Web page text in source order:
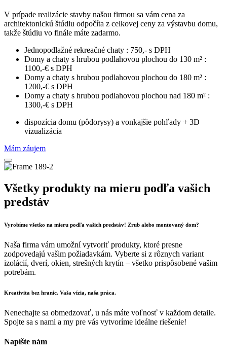
V prípade realizácie stavby našou firmou sa vám cena za
architektonickú štúdiu odpočíta z celkovej ceny za výstavbu domu,
takže štúdiu vo finále máte zadarmo.
Jednopodlažné rekreačné chaty : 750,- s DPH
Domy a chaty s hrubou podlahovou plochou do 130 m² :
1100,-€ s DPH
Domy a chaty s hrubou podlahovou plochou do 180 m² :
1200,-€ s DPH
Domy a chaty s hrubou podlahovou plochou nad 180 m² :
1300,-€ s DPH
dispozícia domu (pôdorysy) a vonkajšie pohľady + 3D
vizualizácia
Mám záujem
Všetky produkty na mieru podľa vašich
predstáv
Vyrobíme všetko na mieru podľa vašich predstáv! Zrub alebo montovaný dom?
Naša firma vám umožní vytvoriť produkty, ktoré presne
zodpovedajú vašim požiadavkám. Vyberte si z rôznych variant
izolácií, dverí, okien, strešných krytín – všetko prispôsobené vašim
potrebám.
Kreativita bez hraníc. Vaša vízia, naša práca.
Nenechajte sa obmedzovať, u nás máte voľnosť v každom detaile.
Spojte sa s nami a my pre vás vytvoríme ideálne riešenie!
Napíšte nám